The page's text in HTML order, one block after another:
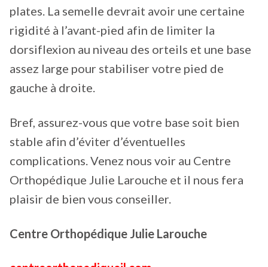
plates. La semelle devrait avoir une certaine
rigidité à l’avant-pied afin de limiter la
dorsiflexion au niveau des orteils et une base
assez large pour stabiliser votre pied de
gauche à droite.
Bref, assurez-vous que votre base soit bien
stable afin d’éviter d’éventuelles
complications. Venez nous voir au Centre
Orthopédique Julie Larouche et il nous fera
plaisir de bien vous conseiller.
Centre Orthopédique Julie Larouche